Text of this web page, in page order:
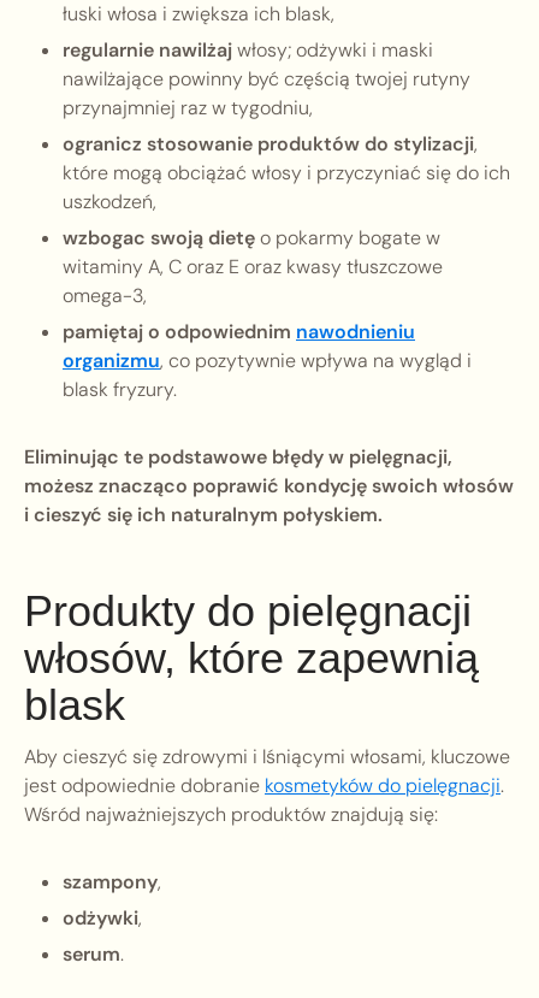
łuski włosa i zwiększa ich blask,
regularnie nawilżajwłosy; odżywki i maski
nawilżające powinny być częścią twojej rutyny
przynajmniej raz w tygodniu,
ogranicz stosowanie produktów do stylizacji,
które mogą obciążać włosy i przyczyniać się do ich
uszkodzeń,
wzbogac swoją dietęo pokarmy bogate w
witaminy A, C oraz E oraz kwasy tłuszczowe
omega-3,
pamiętaj o odpowiednim nawodnieniu
organizmu, co pozytywnie wpływa na wygląd i
blask fryzury.
Eliminując te podstawowe błędy w pielęgnacji,
możesz znacząco poprawić kondycję swoich włosów
i cieszyć się ich naturalnym połyskiem.
Produkty do pielęgnacji
włosów, które zapewnią
blask
Aby cieszyć się zdrowymi i lśniącymi włosami, kluczowe
jest odpowiednie dobranie kosmetyków do pielęgnacji.
Wśród najważniejszych produktów znajdują się:
szampony,
odżywki,
serum.